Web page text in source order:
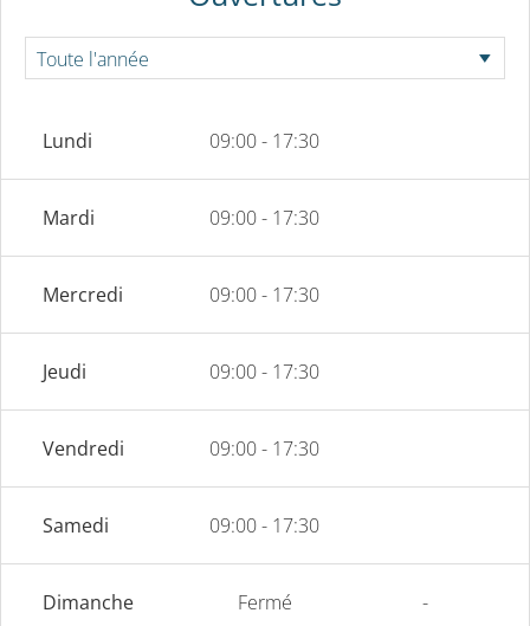
Lundi 09:00 - 17:30
Mardi 09:00 - 17:30
Mercredi 09:00 - 17:30
Jeudi 09:00 - 17:30
Vendredi 09:00 - 17:30
Samedi 09:00 - 17:30
Dimanche Fermé -